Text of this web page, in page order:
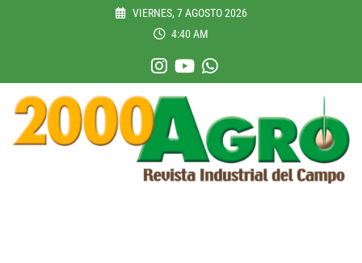
VIERNES, 7 AGOSTO 2026
4:40 AM